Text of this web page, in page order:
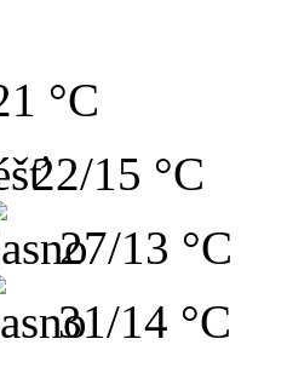
°C
22/15 °C
27/13 °C
31/14 °C